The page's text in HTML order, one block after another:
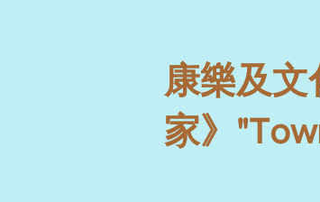
康樂及
家》